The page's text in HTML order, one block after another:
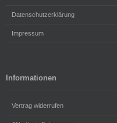
Datenschutzerklärung
Impressum
Informationen
Vertrag widerrufen